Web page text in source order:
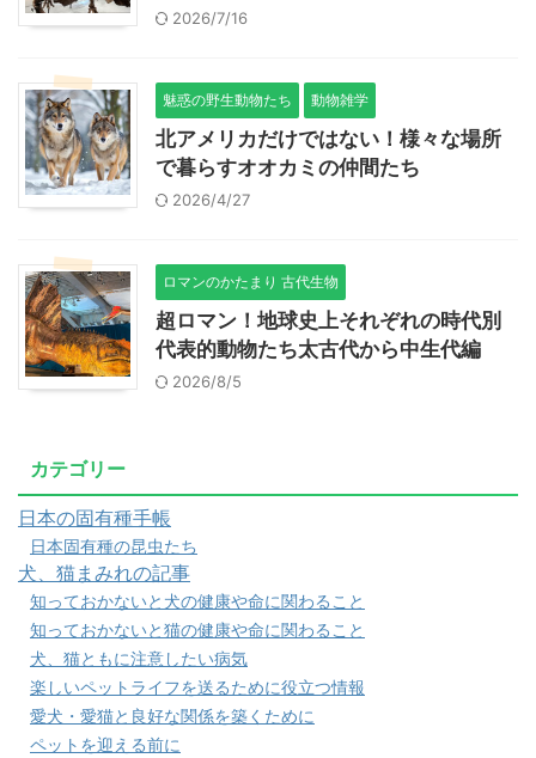
2026/7/16
魅惑の野生動物たち 動物雑学
北アメリカだけではない！様々な場所
で暮らすオオカミの仲間たち
2026/4/27
ロマンのかたまり 古代生物
超ロマン！地球史上それぞれの時代別
代表的動物たち太古代から中生代編
2026/8/5
カテゴリー
日本の固有種手帳
日本固有種の昆虫たち
犬、猫まみれの記事
知っておかないと犬の健康や命に関わること
知っておかないと猫の健康や命に関わること
犬、猫ともに注意したい病気
楽しいペットライフを送るために役立つ情報
愛犬・愛猫と良好な関係を築くために
ペットを迎える前に